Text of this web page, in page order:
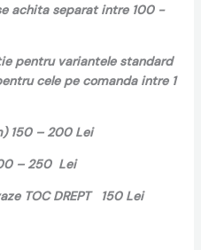
achita separat intre 100 -
pentru variantele standard
cele pe comanda intre 1
150 – 200 Lei
– 250 Lei
TOC DREPT 150 Lei